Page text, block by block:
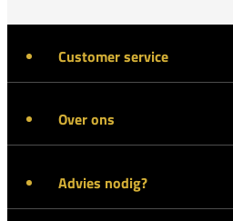
Customer service
Over ons
Advies nodig?